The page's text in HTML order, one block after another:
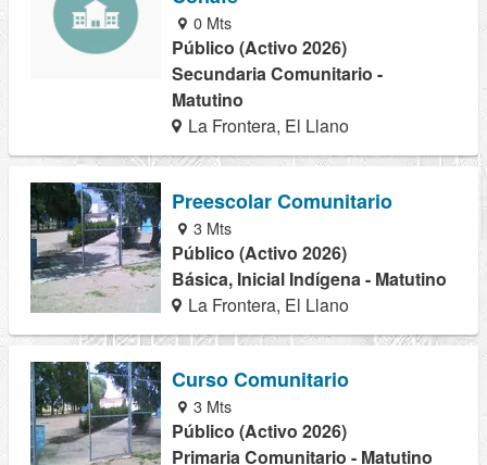
0 Mts
Público (Activo 2026)
Secundaria Comunitario -
Matutino
La Frontera, El Llano
Preescolar Comunitario
3 Mts
Público (Activo 2026)
Básica, Inicial Indígena - Matutino
La Frontera, El Llano
Curso Comunitario
3 Mts
Público (Activo 2026)
Primaria Comunitario - Matutino